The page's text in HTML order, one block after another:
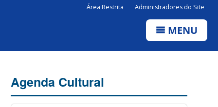
Área Restrita Administradores do Site
MENU
Agenda Cultural
5:00